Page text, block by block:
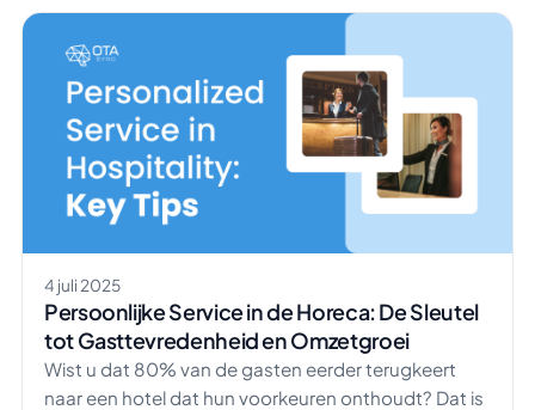
system hadden. Wist je dat 61% van de
consumenten […]
4 juli 2025
Persoonlijke Service in de Horeca: De Sleutel
tot Gasttevredenheid en Omzetgroei
Wist u dat 80% van de gasten eerder terugkeert
naar een hotel dat hun voorkeuren onthoudt? Dat is